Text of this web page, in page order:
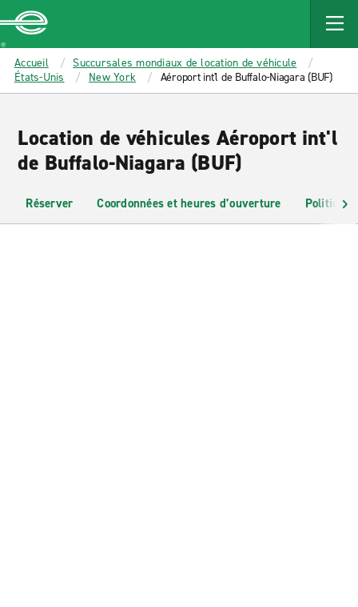
MAIN
CONTENT
Enterprise
Accueil
Succursales mondiaux de location de véhicule
États-Unis
New York Aéroport int'l de Buffalo-Niagara (BUF)
Location de véhicules Aéroport int'l
de Buffalo-Niagara (BUF)
Réserver Coordonnées et heures d’ouverture Politiques